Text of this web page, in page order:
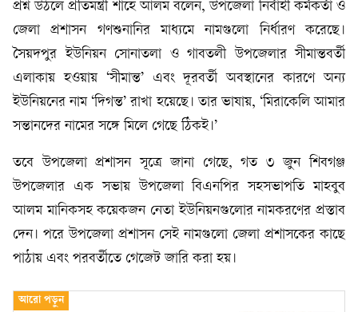
প্রশ্ন উঠলে প্রতিমন্ত্রী শাহে আলম বলেন, উপজেলা নির্বাহী কর্মকর্তা ও
জেলা প্রশাসন গণশুনানির মাধ্যমে নামগুলো নির্ধারণ করেছে।
সৈয়দপুর ইউনিয়ন সোনাতলা ও গাবতলী উপজেলার সীমান্তবর্তী
এলাকায় হওয়ায় ‘সীমান্ত’ এবং দূরবর্তী অবস্থানের কারণে অন্য
ইউনিয়নের নাম ‘দিগন্ত’ রাখা হয়েছে। তার ভাষায়, ‘মিরাকেলি আমার
সন্তানদের নামের সঙ্গে মিলে গেছে ঠিকই।’
তবে উপজেলা প্রশাসন সূত্রে জানা গেছে, গত ৩ জুন শিবগঞ্জ
উপজেলার এক সভায় উপজেলা বিএনপির সহসভাপতি মাহবুব
আলম মানিকসহ কয়েকজন নেতা ইউনিয়নগুলোর নামকরণের প্রস্তাব
দেন। পরে উপজেলা প্রশাসন সেই নামগুলো জেলা প্রশাসকের কাছে
পাঠায় এবং পরবর্তীতে গেজেট জারি করা হয়।